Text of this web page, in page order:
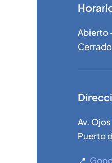
Abierto
Av.
Puerto
📍